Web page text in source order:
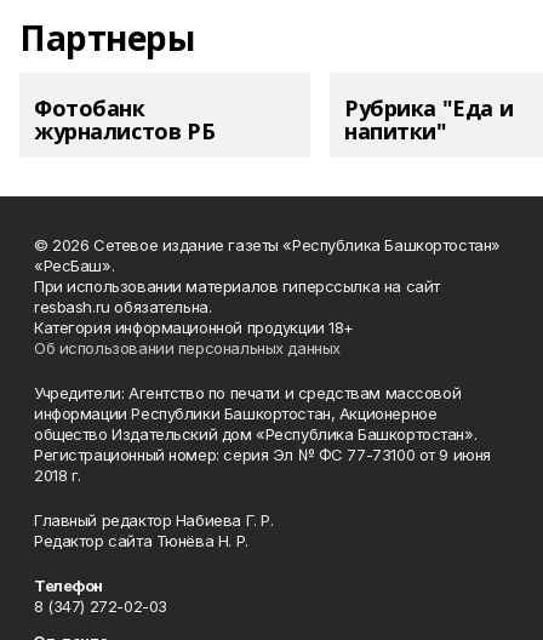
Партнеры
Фотобанк
журналистов РБ
Рубрика "Еда и
напитки"
© 2026 Сетевое издание газеты «Республика Башкортостан»
«РесБаш».
При использовании материалов гиперссылка на сайт
resbash.ru обязательна.
Категория информационной продукции 18+
Об использовании персональных данных
Учредители: Агентство по печати и средствам массовой
информации Республики Башкортостан, Акционерное
общество Издательский дом «Республика Башкортостан».
Регистрационный номер: серия Эл № ФС 77-73100 от 9 июня
2018 г.
Главный редактор Набиева Г. Р.
Редактор сайта Тюнёва Н. Р.
Телефон
8 (347) 272-02-03